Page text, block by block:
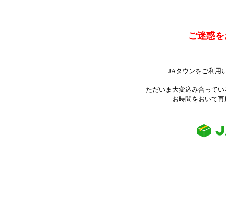
ご迷惑
JAタウンをご利用
ただいま大変込み合って
お時間をおいて